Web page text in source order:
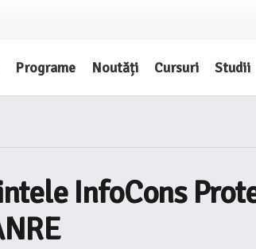
Programe Noutăți Cursuri Studii
InfoCons